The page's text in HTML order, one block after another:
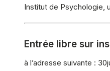
Institut de Psychologie,
Entrée libre sur
à l’adresse suivante :